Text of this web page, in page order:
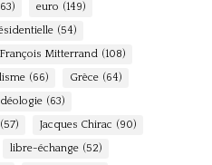
euro (149)
(54)
François Mitterrand (108)
(66) Grèce (64)
(63)
(57) Jacques Chirac (90)
libre-échange (52)